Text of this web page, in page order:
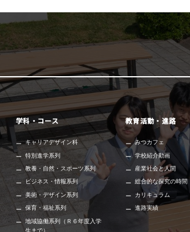
学科・コース
キャリアデザイン科
特別進学系列
教養・自然・スポーツ系列
ビジネス・情報系列
美術・デザイン系列
保育・福祉系列
地域協働系列（Ｒ６年度入学
生まで）
教育活動・進路
みつカフェ
学校紹介動画
産業社会と人間
総合的な探究の時間
カリキュラム
進路実績